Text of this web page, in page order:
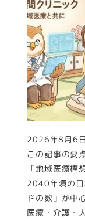
この記事の
「地域医療構
2040年頃の日
ドの数」が中
医療・介護
投稿日
2026年8月6日